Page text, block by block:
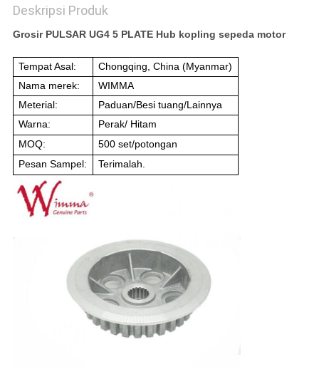
Deskripsi Produk
Grosir PULSAR UG4 5 PLATE Hub kopling sepeda motor
Tempat Asal:
Chongqing, China (Myanmar)
Nama merek:
WIMMA
Meterial:
Paduan/Besi tuang/Lainnya
Warna:
Perak/ Hitam
MOQ:
500 set/potongan
Pesan Sampel:
Terimalah.